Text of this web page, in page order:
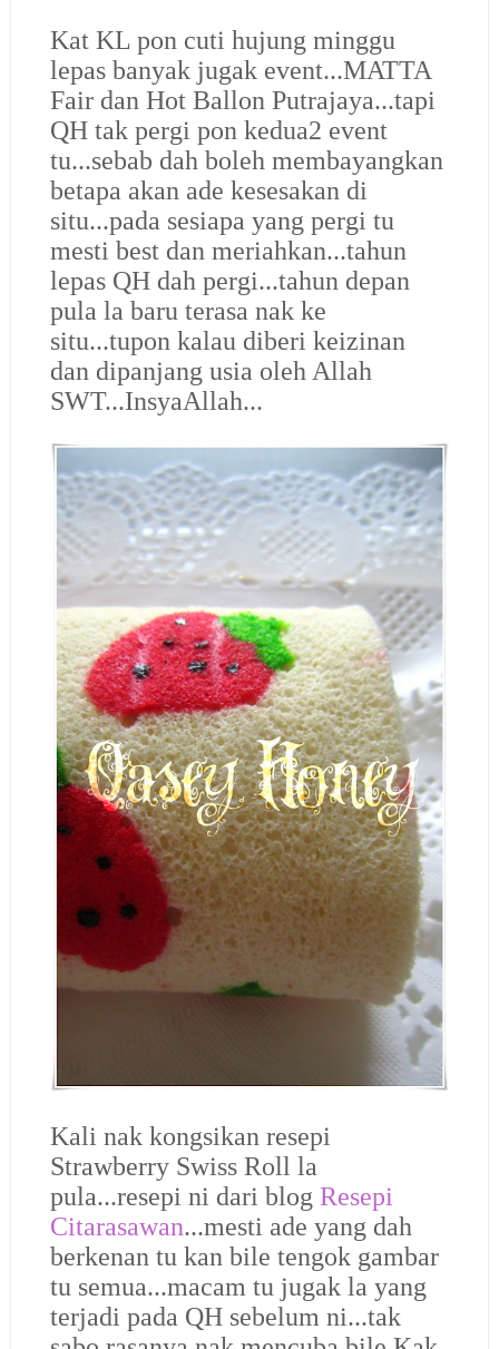
Kat KL pon cuti hujung minggu
lepas banyak jugak event...MATTA
Fair dan Hot Ballon Putrajaya...tapi
QH tak pergi pon kedua2 event
tu...sebab dah boleh membayangkan
betapa akan ade kesesakan di
situ...pada sesiapa yang pergi tu
mesti best dan meriahkan...tahun
lepas QH dah pergi...tahun depan
pula la baru terasa nak ke
situ...tupon kalau diberi keizinan
dan dipanjang usia oleh Allah
SWT...InsyaAllah...
Kali nak kongsikan resepi
Strawberry Swiss Roll la
pula...resepi ni dari blog Resepi
Citarasawan...mesti ade yang dah
berkenan tu kan bile tengok gambar
tu semua...macam tu jugak la yang
terjadi pada QH sebelum ni...tak